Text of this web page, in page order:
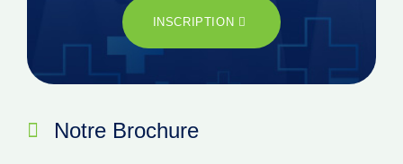
INSCRIPTION
Notre Brochure